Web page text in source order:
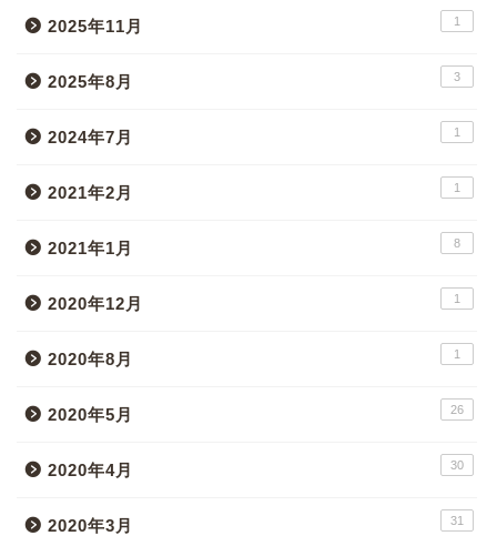
2025年11月 1
2025年8月 3
2024年7月 1
2021年2月 1
2021年1月 8
2020年12月 1
2020年8月 1
2020年5月 26
2020年4月 30
2020年3月 31